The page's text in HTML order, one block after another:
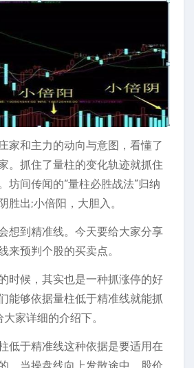
家和主力的动向与意图，看懂了
。抓住了量柱的变化轨迹就抓住
坊间传闻的“量柱必胜战法”归纳
胜出;小倍阳，大胆入。
想到精准线。今天要给大家分享
来预判个股的买卖点。
时候，其实也是一种抓涨停的好
能够依据量柱低于精准线就能抓
家详细的介绍下。
低于精准线这种依据是要适用在